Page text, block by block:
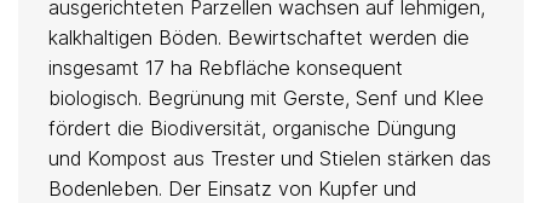
ausgerichteten Parzellen wachsen auf lehmigen,
kalkhaltigen Böden. Bewirtschaftet werden die
insgesamt 17 ha Rebfläche konsequent
biologisch. Begrünung mit Gerste, Senf und Klee
fördert die Biodiversität, organische Düngung
und Kompost aus Trester und Stielen stärken das
Bodenleben. Der Einsatz von Kupfer und